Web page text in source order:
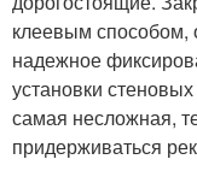
клеевым
надежное
установки
самая несложная,
придерживаться